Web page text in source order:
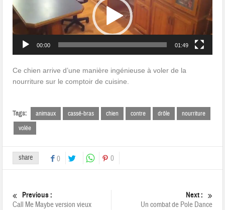
00:00 01:49
Ce chien arrive d’une manière ingénieuse à voler de la
nourriture sur le comptoir de cuisine.
Tags: animaux cassé-bras chien contre drôle
nourriture
volée
share 0 0
Previous :
Call Me Maybe version vieux
Next :
Un combat de Pole Dance